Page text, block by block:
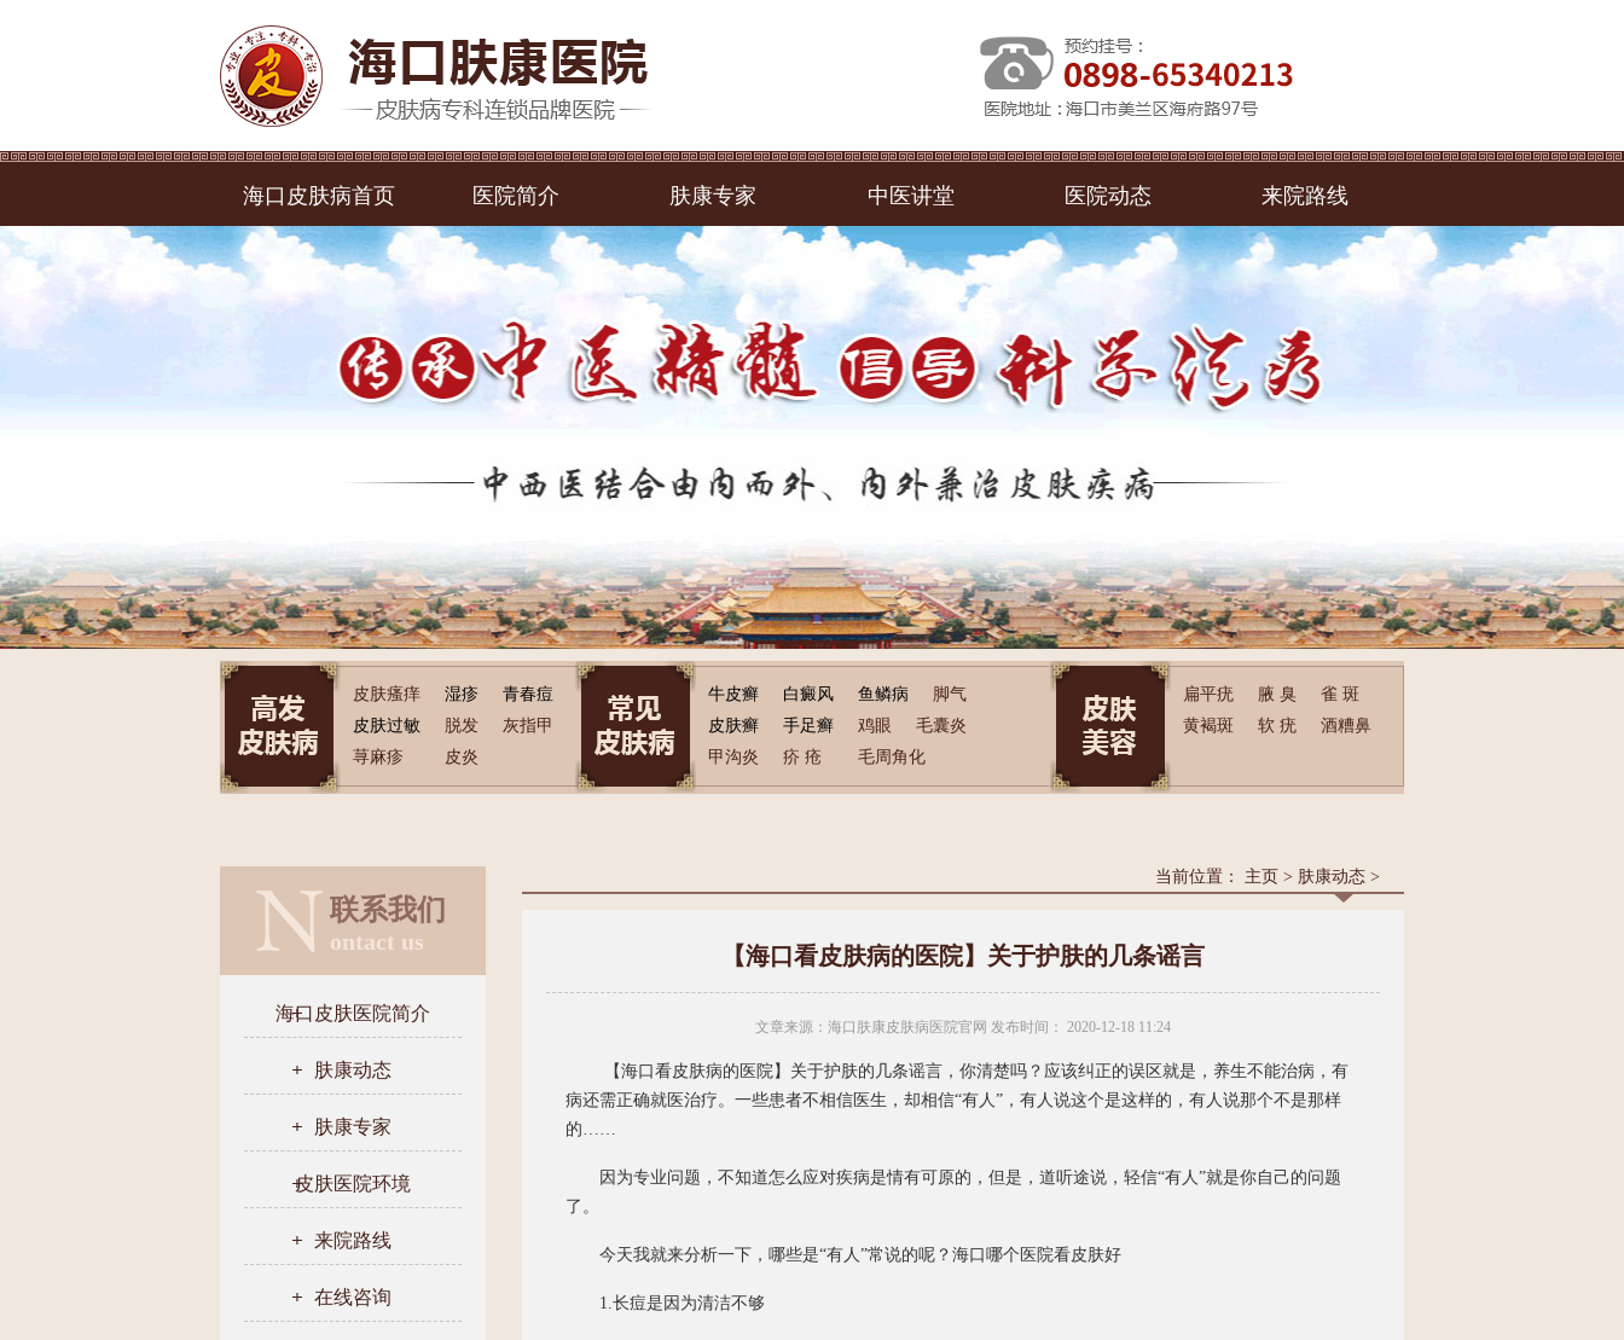
海口皮肤病首页 医院简介 肤康专家 中医讲堂 医院动态 来院路线
皮肤瘙痒 湿疹
青春痘
皮肤过敏
脱发
灰指甲
荨麻疹
皮炎
牛皮癣 白癜风 鱼鳞病
脚气
皮肤癣
手足癣 鸡眼
毛囊炎
甲沟炎
疥 疮 毛周角化
扁平疣 腋 臭
雀 斑
黄褐斑
软 疣 酒糟鼻
联系我们
ontact us
海口皮肤医院简介
肤康动态
肤康专家
皮肤医院环境
来院路线
在线咨询
当前位置： 主页 > 肤康动态 >
【海口看皮肤病的医院】关于护肤的几条谣言
文章来源：海口肤康皮肤病医院官网 发布时间： 2020-12-18 11:24
【海口看皮肤病的医院】关于护肤的几条谣言，你清楚吗？应该纠正的误区就是，养生不能治病，有
病还需正确就医治疗。一些患者不相信医生，却相信“有人”，有人说这个是这样的，有人说那个不是那样
的……
因为专业问题，不知道怎么应对疾病是情有可原的，但是，道听途说，轻信“有人”就是你自己的问题
了。
今天我就来分析一下，哪些是“有人”常说的呢？海口哪个医院看皮肤好
1.长痘是因为清洁不够